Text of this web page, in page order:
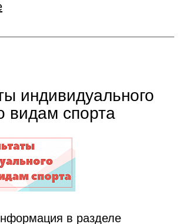
индивидуального
видам спорта
в разделе